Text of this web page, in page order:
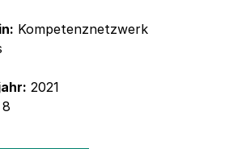
Kompetenznetzwerk
2021
8